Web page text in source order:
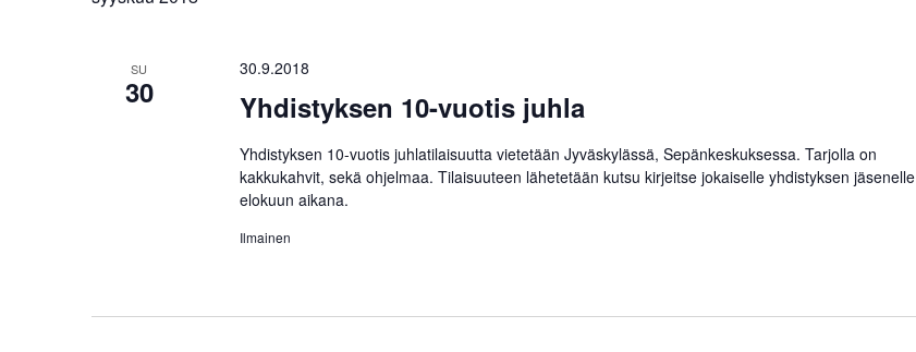
SU
30 Yhdistyksen 10-vuotis juhla
30.9.2018
Yhdistyksen 10-vuotis juhlatilaisuutta vietetään Jyväskylässä, Sepänkeskuksessa. Tarjolla on
kakkukahvit, sekä ohjelmaa. Tilaisuuteen lähetetään kutsu kirjeitse jokaiselle yhdistyksen jäsenelle
elokuun aikana.
Ilmainen